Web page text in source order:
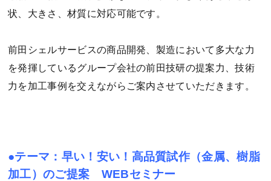
状、大きさ、材質に対応可能です。
前田シェルサービスの商品開発、製造において多大な力
を発揮しているグループ会社の前田技研の提案力、技術
力を加工事例を交えながらご案内させていただきます。
●テーマ：早い！安い！高品質試作（金属、樹脂
加工）のご提案 WEBセミナー